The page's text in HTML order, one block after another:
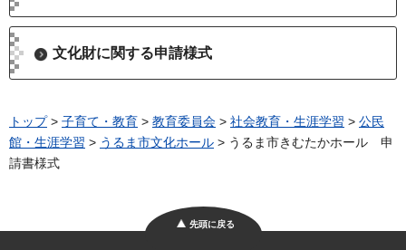
文化財に関する申請様式
トップ> 子育て・教育 > 教育委員会 > 社会教育・生涯学習 > 公民
館・生涯学習 > うるま市文化ホール > うるま市きむたかホール 申
請書様式
先頭に戻る